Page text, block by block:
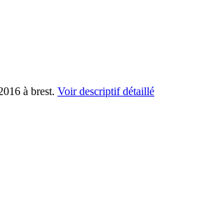
à brest. Voir descriptif détaillé